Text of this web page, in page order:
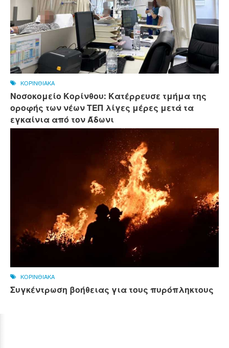
ΚΟΡΙΝΘΙΑΚΑ
Νοσοκομείο Κορίνθου: Κατέρρευσε τμήμα της
οροφής των νέων ΤΕΠ λίγες μέρες μετά τα
εγκαίνια από τον Άδωνι
ΚΟΡΙΝΘΙΑΚΑ
Συγκέντρωση βοήθειας για τους πυρόπληκτους